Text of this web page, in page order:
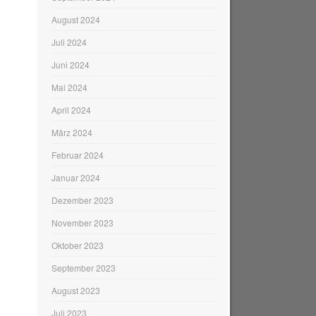
August 2024
Juli 2024
Juni 2024
Mai 2024
April 2024
März 2024
Februar 2024
Januar 2024
Dezember 2023
November 2023
Oktober 2023
September 2023
August 2023
Juli 2023